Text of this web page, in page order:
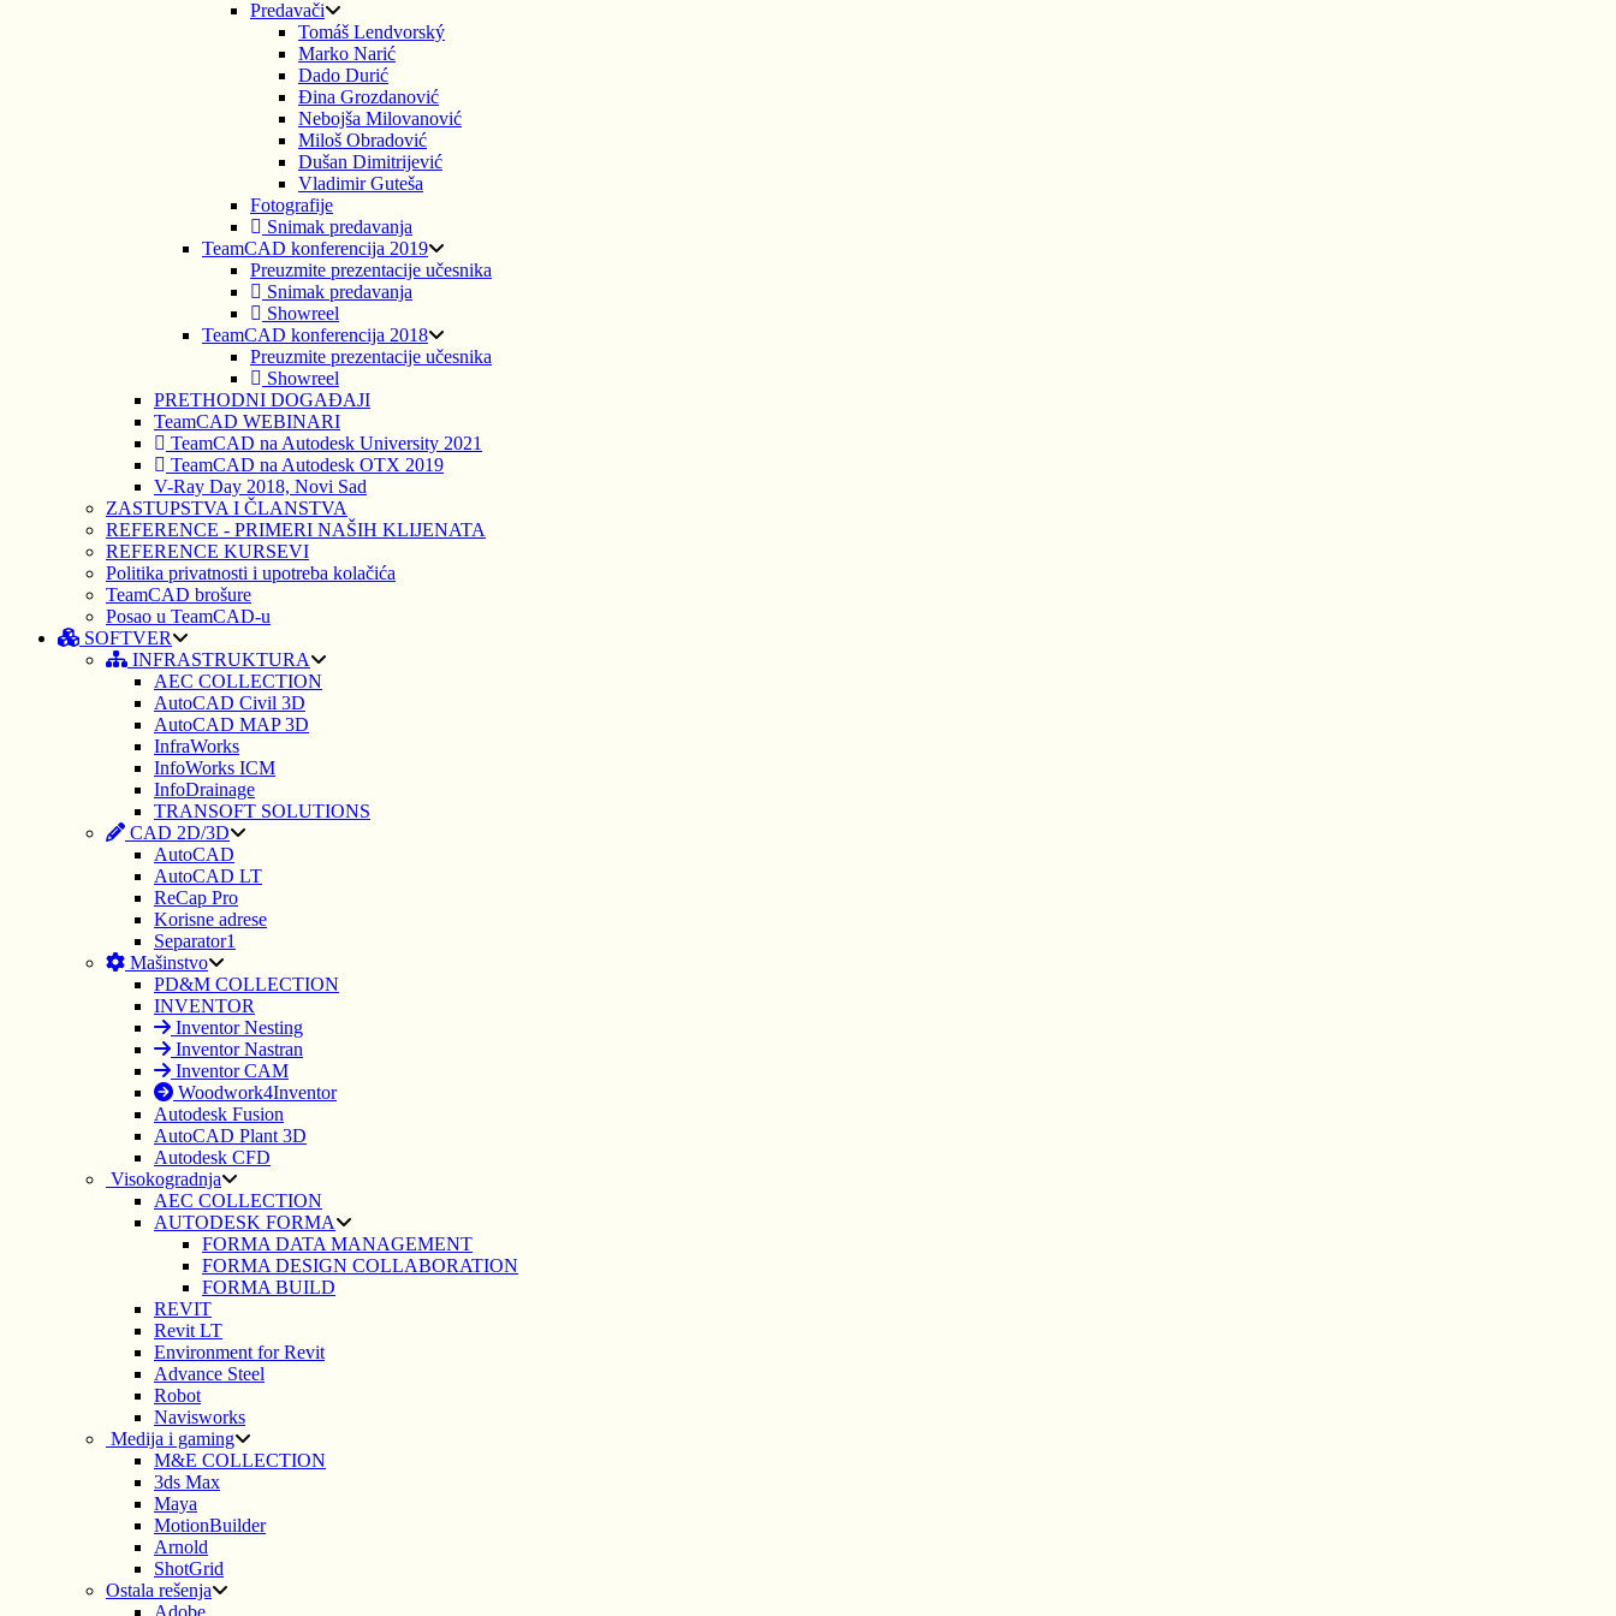
Predavači
Tomáš Lendvorský
Marko Narić
Dado Durić
Đina Grozdanović
Nebojša Milovanović
Miloš Obradović
Dušan Dimitrijević
Vladimir Guteša
Fotografije
Snimak predavanja
TeamCAD konferencija 2019
Preuzmite prezentacije učesnika
Snimak predavanja
Showreel
TeamCAD konferencija 2018
Preuzmite prezentacije učesnika
Showreel
PRETHODNI DOGAĐAJI
TeamCAD WEBINARI
TeamCAD na Autodesk University 2021
TeamCAD na Autodesk OTX 2019
V-Ray Day 2018, Novi Sad
ZASTUPSTVA I ČLANSTVA
REFERENCE - PRIMERI NAŠIH KLIJENATA
REFERENCE KURSEVI
Politika privatnosti i upotreba kolačića
TeamCAD brošure
Posao u TeamCAD-u
SOFTVER
INFRASTRUKTURA
AEC COLLECTION
AutoCAD Civil 3D
AutoCAD MAP 3D
InfraWorks
InfoWorks ICM
InfoDrainage
TRANSOFT SOLUTIONS
CAD 2D/3D
AutoCAD
AutoCAD LT
ReCap Pro
Korisne adrese
Separator1
Mašinstvo
PD&M COLLECTION
INVENTOR
Inventor Nesting
Inventor Nastran
Inventor CAM
Woodwork4Inventor
Autodesk Fusion
AutoCAD Plant 3D
Autodesk CFD
Visokogradnja
AEC COLLECTION
AUTODESK FORMA
FORMA DATA MANAGEMENT
FORMA DESIGN COLLABORATION
FORMA BUILD
REVIT
Revit LT
Environment for Revit
Advance Steel
Robot
Navisworks
Medija i gaming
M&E COLLECTION
3ds Max
Maya
MotionBuilder
Arnold
ShotGrid
Ostala rešenja